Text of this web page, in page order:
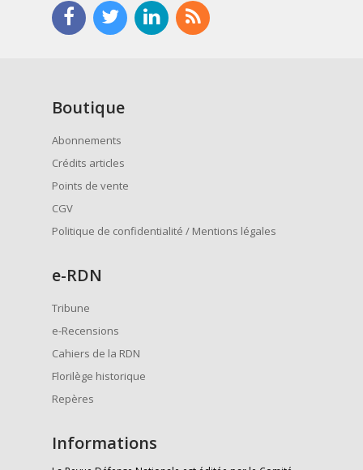
Boutique
Abonnements
Crédits articles
Points de vente
CGV
Politique de confidentialité / Mentions légales
e-RDN
Tribune
e-Recensions
Cahiers de la RDN
Florilège historique
Repères
Informations